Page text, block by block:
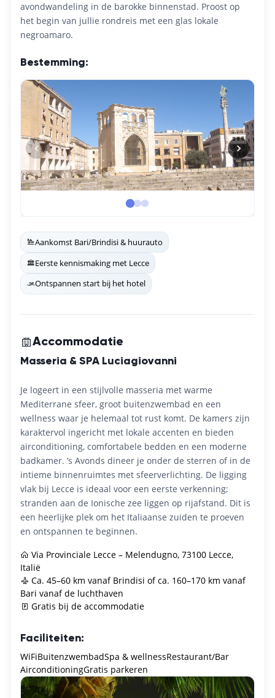
avondwandeling in de barokke binnenstad. Proost op
het begin van jullie rondreis met een glas lokale
negroamaro.
Bestemming:
Aankomst Bari/Brindisi & huurauto
Eerste kennismaking met Lecce
Ontspannen start bij het hotel
Accommodatie
Masseria & SPA Luciagiovanni
Je logeert in een stijlvolle masseria met warme
Mediterrane sfeer, groot buitenzwembad en een
wellness waar je helemaal tot rust komt. De kamers zijn
karaktervol ingericht met lokale accenten en bieden
airconditioning, comfortabele bedden en een moderne
badkamer. ’s Avonds dineer je onder de sterren of in de
intieme binnenruimtes met sfeerverlichting. De ligging
vlak bij Lecce is ideaal voor een eerste verkenning;
stranden aan de Ionische zee liggen op rijafstand. Dit is
een heerlijke plek om het Italiaanse zuiden te proeven
en ontspannen te beginnen.
Via Provinciale Lecce – Melendugno, 73100 Lecce,
Italië
Ca. 45–60 km vanaf Brindisi of ca. 160–170 km vanaf
Bari vanaf de luchthaven
Gratis bij de accommodatie
Faciliteiten:
WiFiBuitenzwembadSpa & wellnessRestaurant/Bar
AirconditioningGratis parkeren